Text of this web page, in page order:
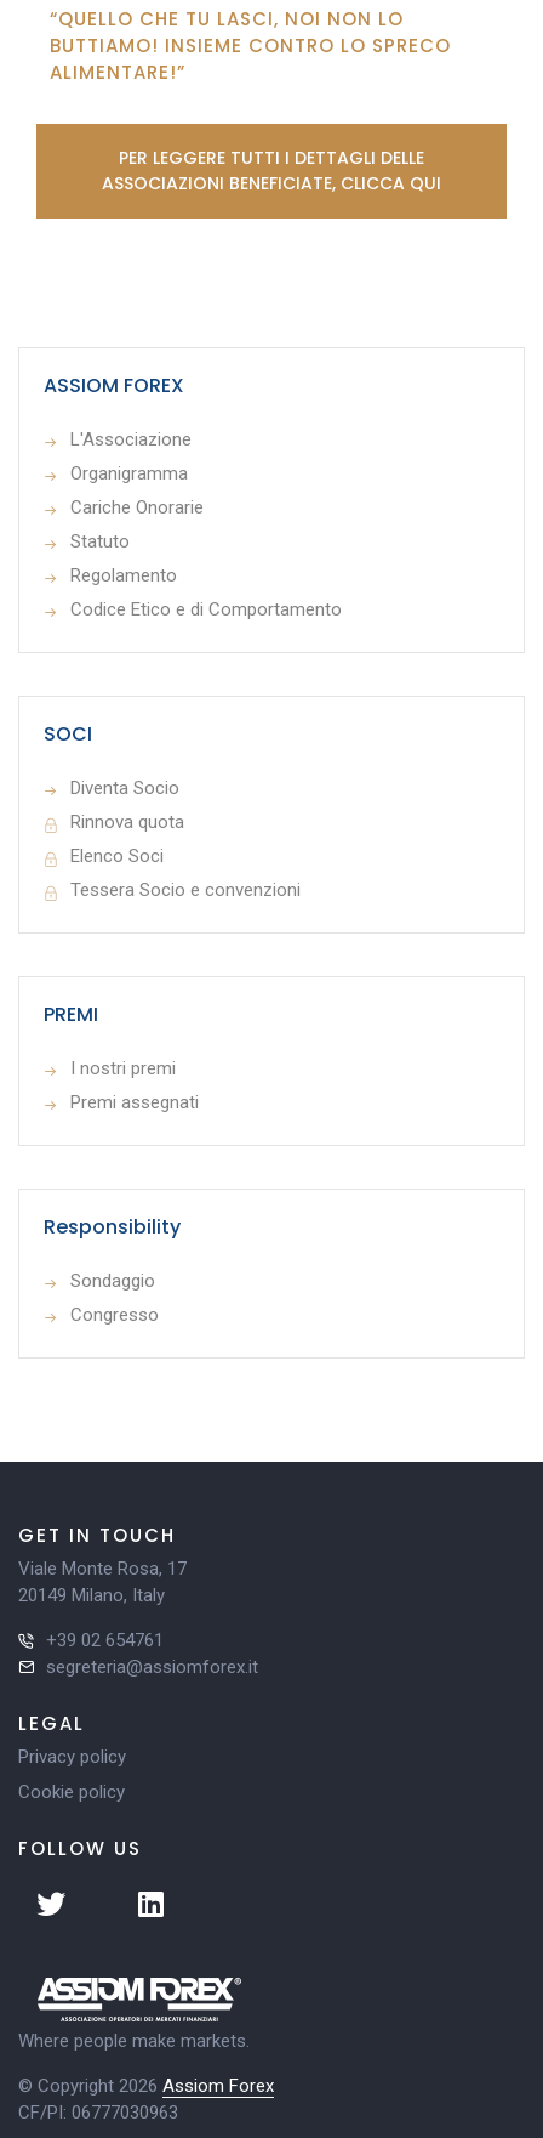
“QUELLO CHE TU LASCI, NOI NON LO
BUTTIAMO! INSIEME CONTRO LO SPRECO
ALIMENTARE!”
PER LEGGERE TUTTI I DETTAGLI DELLE
ASSOCIAZIONI BENEFICIATE, CLICCA QUI
ASSIOM FOREX
L'Associazione
Organigramma
Cariche Onorarie
Statuto
Regolamento
Codice Etico e di Comportamento
SOCI
Diventa Socio
Rinnova quota
Elenco Soci
Tessera Socio e convenzioni
PREMI
I nostri premi
Premi assegnati
Responsibility
Sondaggio
Congresso
Where people make markets.
© Copyright 2026 Assiom Forex
CF/PI: 06777030963
GET IN TOUCH
Viale Monte Rosa, 17
20149 Milano, Italy
+39 02 654761
segreteria@assiomforex.it
LEGAL
Privacy policy
Cookie policy
FOLLOW US